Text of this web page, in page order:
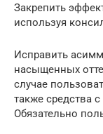
Закрепить
используя
Исправить
насыщенных
случае
также средства
Обязательно